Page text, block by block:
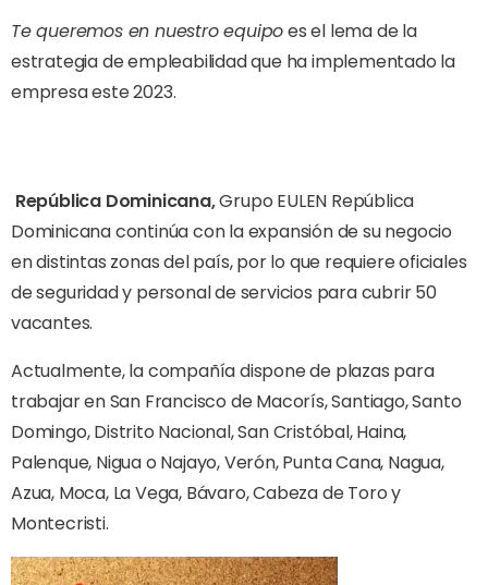
Te queremos en nuestro equipoes el lema de la
estrategia de empleabilidad que ha implementado la
empresa este 2023.
República Dominicana,Grupo EULEN República
Dominicana continúa con la expansión de su negocio
en distintas zonas del país, por lo que requiere oficiales
de seguridad y personal de servicios para cubrir 50
vacantes.
Actualmente, la compañía dispone de plazas para
trabajar en San Francisco de Macorís, Santiago, Santo
Domingo, Distrito Nacional, San Cristóbal, Haina,
Palenque, Nigua o Najayo, Verón, Punta Cana, Nagua,
Azua, Moca, La Vega, Bávaro, Cabeza de Toro y
Montecristi.